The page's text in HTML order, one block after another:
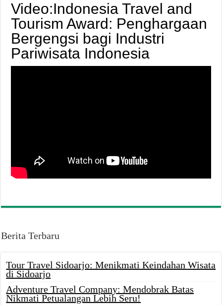
Video:Indonesia Travel and
Tourism Award: Penghargaan
Bergengsi bagi Industri
Pariwisata Indonesia
Berita Terbaru
Tour Travel Sidoarjo: Menikmati Keindahan Wisata
di Sidoarjo
Adventure Travel Company: Mendobrak Batas
Nikmati Petualangan Lebih Seru!